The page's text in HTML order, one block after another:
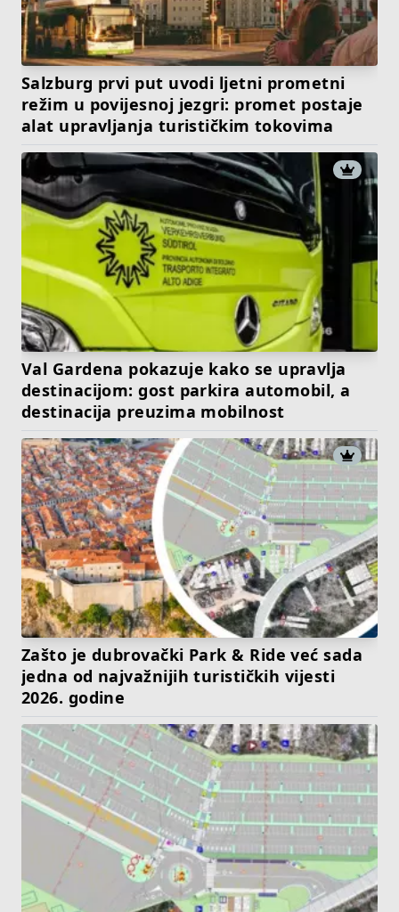
Salzburg prvi put uvodi ljetni prometni
režim u povijesnoj jezgri: promet postaje
alat upravljanja turističkim tokovima
Val Gardena pokazuje kako se upravlja
destinacijom: gost parkira automobil, a
destinacija preuzima mobilnost
Zašto je dubrovački Park & Ride već sada
jedna od najvažnijih turističkih vijesti
2026. godine